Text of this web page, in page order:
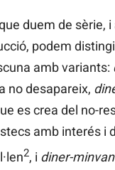
duem de sèrie,
podem
amb variants:
no desapareix,
es crea del no-
amb interés i
2, i diner-